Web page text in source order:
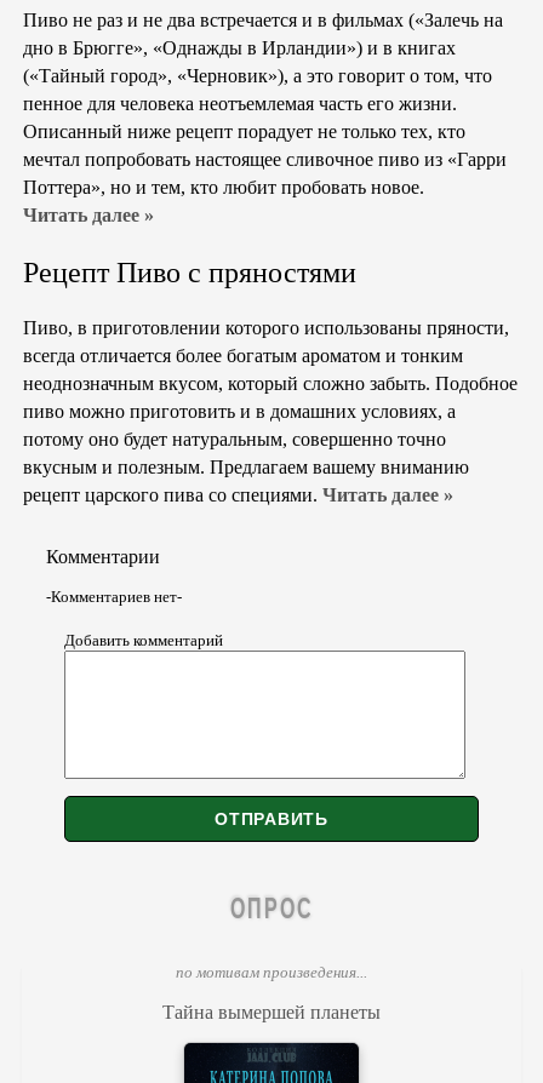
Пиво не раз и не два встречается и в фильмах («Залечь на
дно в Брюгге», «Однажды в Ирландии») и в книгах
(«Тайный город», «Черновик»), а это говорит о том, что
пенное для человека неотъемлемая часть его жизни.
Описанный ниже рецепт порадует не только тех, кто
мечтал попробовать настоящее сливочное пиво из «Гарри
Поттера», но и тем, кто любит пробовать новое.
Читать далее »
Рецепт Пиво с пряностями
Пиво, в приготовлении которого использованы пряности,
всегда отличается более богатым ароматом и тонким
неоднозначным вкусом, который сложно забыть. Подобное
пиво можно приготовить и в домашних условиях, а
потому оно будет натуральным, совершенно точно
вкусным и полезным. Предлагаем вашему вниманию
рецепт царского пива со специями. Читать далее »
Комментарии
-Комментариев нет-
Добавить комментарий
ОПРОС
по мотивам произведения...
Тайна вымершей планеты